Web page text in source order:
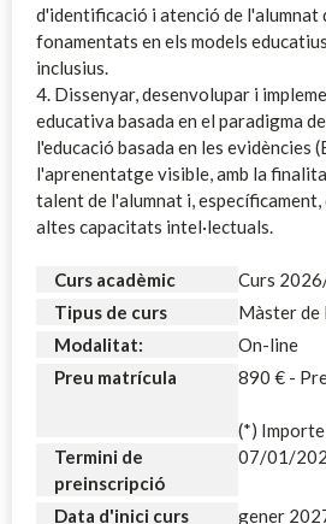
d'identificació i atenció de l'alumnat
fonamentats en els models
inclusius.
4. Dissenyar, desenvolupar i
educativa basada en el paradigma
l'educació basada en les evidències
l'aprenentatge visible, amb la
talent de l'alumnat i, específicament,
altes capacitats intel·lectuals.
Curs acadèmic
Curs
Tipus de curs
Màster de
Modalitat:
On-line
Preu matrícula
890 € -
(*)
Termini de
preinscripció
07/01/
Data d'inici curs
gener